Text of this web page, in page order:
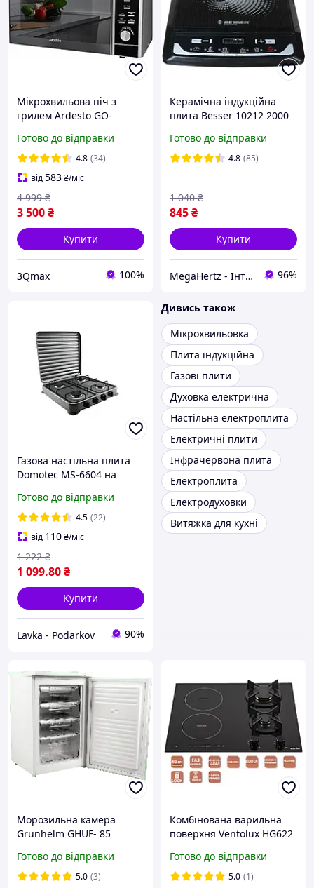
Мікрохвильова піч з
грилем Ardesto GO-
Готово до відправки
4.8 (34)
від583₴/міс
3 500₴
4 999 ₴
Купити
3Qmax 100%
Керамічна індукційна
плита Besser 10212 2000
Готово до відправки
4.8 (85)
845₴
1 040 ₴
Купити
MegaHertz - Інтернет магазин електроніки 96%
Газова настільна плита
Domotec MS-6604 на
Готово до відправки
4.5 (22)
від 110₴/міс
1 099.80₴
1 222 ₴
Купити
Lavka - Podarkov 90%
Дивись також
Мікрохвильовка
Плита індукційна
Газові плити
Духовка електрична
Настільна електроплита
Електричні плити
Інфрачервона плита
Електроплита
Електродуховки
Витяжка для кухні
Морозильна камера
Grunhelm GHUF- 85
Готово до відправки
5.0 (3)
Комбінована варильна
поверхня Ventolux HG622
2 газових)
Готово до відправки
5.0 (1)